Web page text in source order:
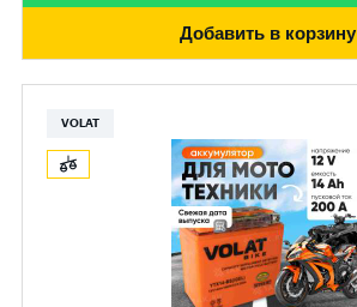
Добавить в корзину
VOLAT